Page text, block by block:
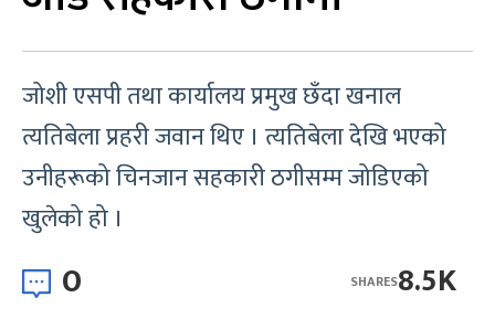
जोशी एसपी तथा कार्यालय प्रमुख छँदा खनाल
त्यतिबेला प्रहरी जवान थिए । त्यतिबेला देखि भएको
उनीहरूको चिनजान सहकारी ठगीसम्म जोडिएको
खुलेको हो ।
0 8.5K
SHARES